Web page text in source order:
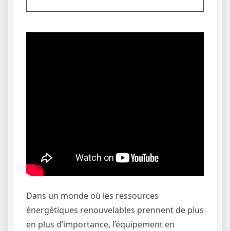
Dans un monde où les ressources
énergétiques renouvelables prennent de plus
en plus d’importance, l’équipement en